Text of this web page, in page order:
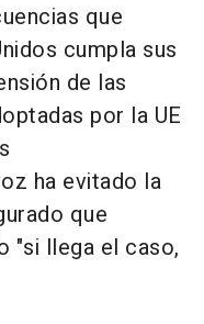
que
cumpla sus
de las
por la UE
ha evitado la
que
"si llega el caso,